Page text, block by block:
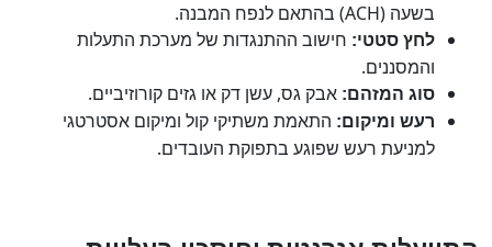
בשעה (ACH) בהתאם לנפח המבנה.
לחץ סטטי: חישוב ההתנגדות של מערכת התעלות
והמסננים.
סוג המזהם: אבק גס, עשן דק או גזים קורוזיביים.
רעש ומיקום: התאמת משתיקי קול ומיקום אסטרטגי
למניעת רעש שפוגע בתפוקת העובדים.